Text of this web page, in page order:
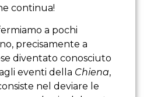
continua!
a pochi
precisamente a
diventato conosciuto
eventi della Chiena,
nel deviare le